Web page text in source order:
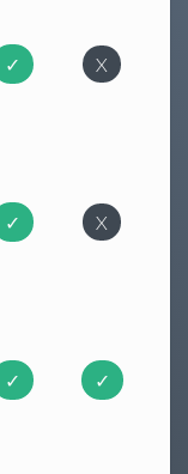
✓ X
✓ X
✓ ✓